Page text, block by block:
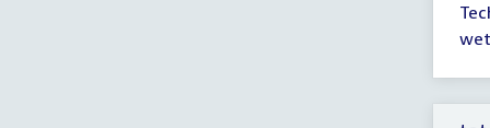
tot
uur